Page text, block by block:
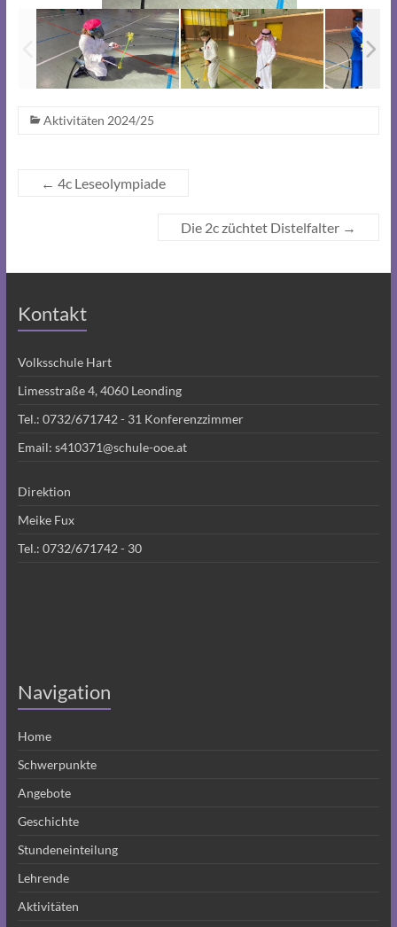
Aktivitäten 2024/25
← 4c Leseolympiade
Die 2c züchtet Distelfalter →
Kontakt
Volksschule Hart
Limesstraße 4, 4060 Leonding
Tel.: 0732/671742 - 31 Konferenzzimmer
Email: s410371@schule-ooe.at
Direktion
Meike Fux
Tel.: 0732/671742 - 30
Navigation
Home
Schwerpunkte
Angebote
Geschichte
Stundeneinteilung
Lehrende
Aktivitäten